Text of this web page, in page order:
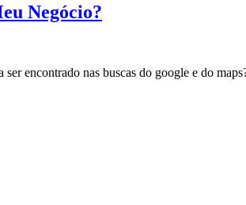
Negócio?
encontrado nas buscas do google e do